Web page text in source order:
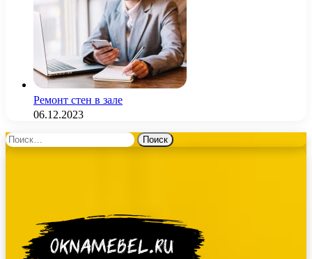
Ремонт стен в зале
06.12.2023
Найти: